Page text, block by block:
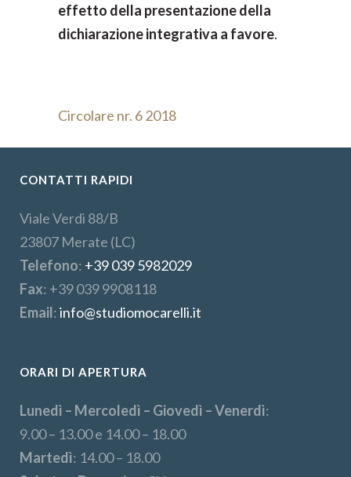
effetto della presentazione della
dichiarazione integrativa a favore.
Circolare nr. 6 2018
CONTATTI RAPIDI
Viale Verdi 88/B
23807 Merate (LC)
Telefono: +39 039 5982029
Fax: +39 039 9908118
Email:info@studiomocarelli.it
ORARI DI APERTURA
Lunedì – Mercoledì – Giovedì – Venerdì:
9.00 – 13.00 e 14.00 – 18.00
Martedì: 14.00 – 18.00